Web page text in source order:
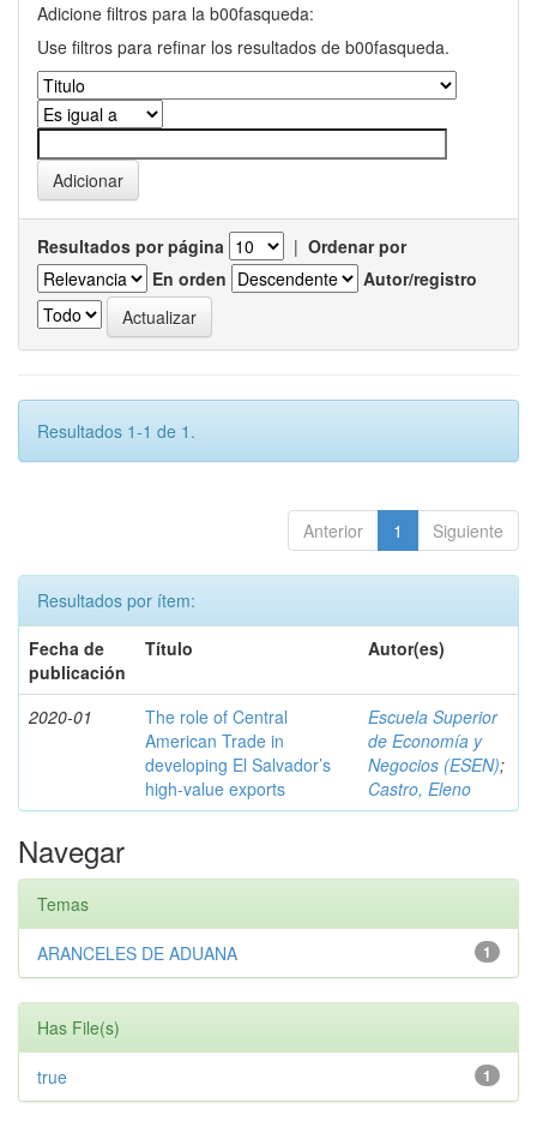
Adicione filtros para la b00fasqueda:
Use filtros para refinar los resultados de b00fasqueda.
Resultados por página | Ordenar por
En orden
Autor/registro
Resultados 1-1 de 1.
Anterior 1 Siguiente
Resultados por ítem:
Fecha de
publicación
Título Autor(es)
2020-01
The role of Central
American Trade in
developing El Salvador’s
high-value exports
Escuela Superior
de Economía y
Negocios (ESEN);
Castro, Eleno
Navegar
Temas
1
ARANCELES DE ADUANA
Has File(s)
1
true